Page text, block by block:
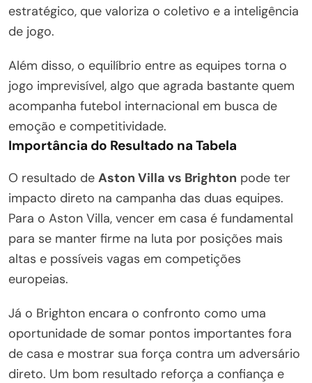
estratégico, que valoriza o coletivo e a inteligência
de jogo.
Além disso, o equilíbrio entre as equipes torna o
jogo imprevisível, algo que agrada bastante quem
acompanha futebol internacional em busca de
emoção e competitividade.
Importância do Resultado na Tabela
O resultado de Aston Villa vs Brighton pode ter
impacto direto na campanha das duas equipes.
Para o Aston Villa, vencer em casa é fundamental
para se manter firme na luta por posições mais
altas e possíveis vagas em competições
europeias.
Já o Brighton encara o confronto como uma
oportunidade de somar pontos importantes fora
de casa e mostrar sua força contra um adversário
direto. Um bom resultado reforça a confiança e